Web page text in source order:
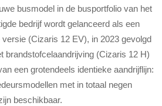
busmodel in de busportfolio van het
bedrijf wordt gelanceerd als een
(Cizaris 12 EV), in 2023 gevolgd
brandstofcelaandrijving (Cizaris 12 H)
een grotendeels identieke aandrijflijn:
met in totaal negen
beschikbaar.